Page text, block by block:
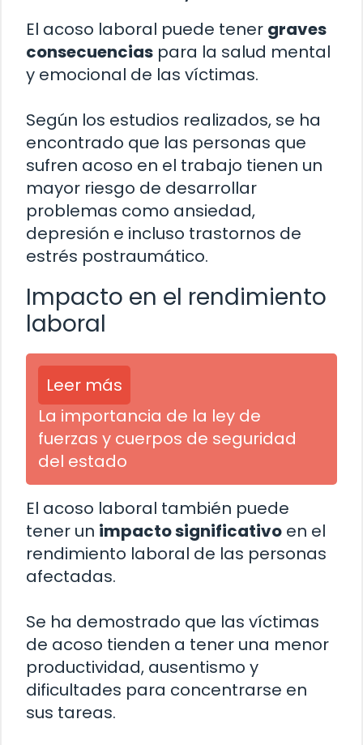
El acoso laboral puede tener graves
consecuencias para la salud mental
y emocional de las víctimas.
Según los estudios realizados, se ha
encontrado que las personas que
sufren acoso en el trabajo tienen un
mayor riesgo de desarrollar
problemas como ansiedad,
depresión e incluso trastornos de
estrés postraumático.
Impacto en el rendimiento
laboral
Leer más
La importancia de la ley de
fuerzas y cuerpos de seguridad
del estado
El acoso laboral también puede
tener un impacto significativo en el
rendimiento laboral de las personas
afectadas.
Se ha demostrado que las víctimas
de acoso tienden a tener una menor
productividad, ausentismo y
dificultades para concentrarse en
sus tareas.